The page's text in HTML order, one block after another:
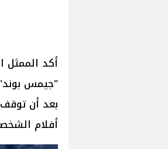
أكد الممثل
بعد أن
أفلام